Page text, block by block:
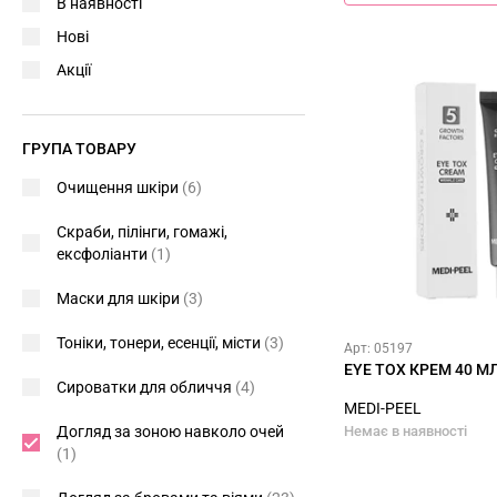
Арт: 05197
EYE TOX КРЕМ 40
MEDI-PEEL
Немає в наявності
В наявності
Нові
Акції
ГРУПА ТОВАРУ
Очищення шкіри (6)
Скраби, пілінги, гомажі,
ексфоліанти (1)
Маски для шкіри (3)
Тоніки, тонери, есенції, місти (3)
Сироватки для обличчя (4)
Догляд за зоною навколо очей
(1)